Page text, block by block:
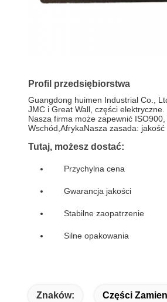
Profil przedsiębiorstwa
Guangdong huimen Industrial Co.,
JMC i Great Wall, części elektryczne.
Nasza firma może zapewnić
Wschód,AfrykaNasza zasada: jakość
Tutaj, możesz dostać:
Przychylna cena
Gwarancja jakości
Stabilne zaopatrzenie
Silne opakowania
Znaków: Części